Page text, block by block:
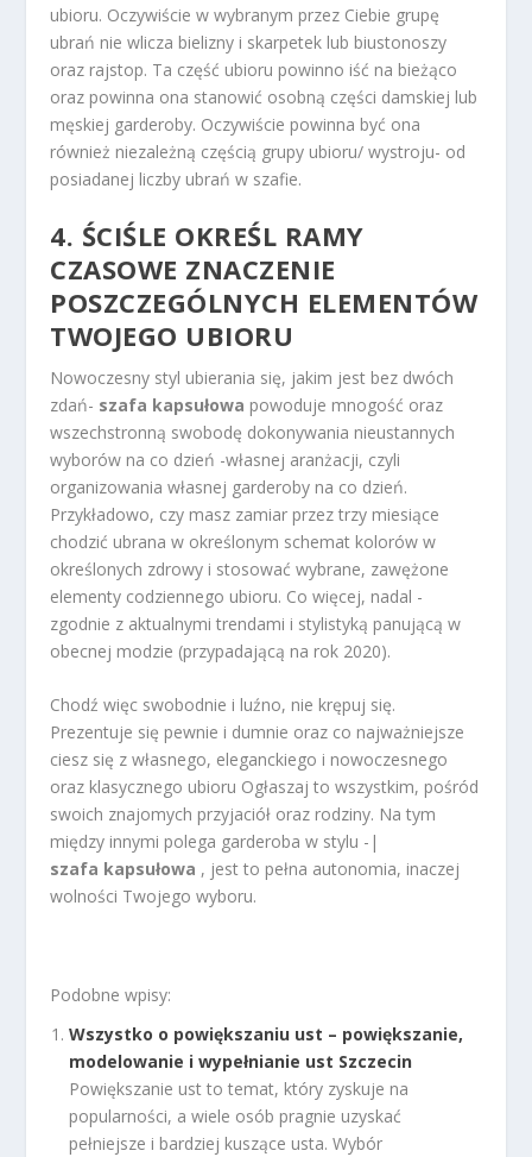
ubioru. Oczywiście w wybranym przez Ciebie grupę
ubrań nie wlicza bielizny i skarpetek lub biustonoszy
oraz rajstop. Ta część ubioru powinno iść na bieżąco
oraz powinna ona stanowić osobną części damskiej lub
męskiej garderoby. Oczywiście powinna być ona
również niezależną częścią grupy ubioru/ wystroju- od
posiadanej liczby ubrań w szafie.
4. ŚCIŚLE OKREŚL RAMY
CZASOWE ZNACZENIE
POSZCZEGÓLNYCH ELEMENTÓW
TWOJEGO UBIORU
Nowoczesny styl ubierania się, jakim jest bez dwóch
zdań- szafa kapsułowa powoduje mnogość oraz
wszechstronną swobodę dokonywania nieustannych
wyborów na co dzień -własnej aranżacji, czyli
organizowania własnej garderoby na co dzień.
Przykładowo, czy masz zamiar przez trzy miesiące
chodzić ubrana w określonym schemat kolorów w
określonych zdrowy i stosować wybrane, zawężone
elementy codziennego ubioru. Co więcej, nadal -
zgodnie z aktualnymi trendami i stylistyką panującą w
obecnej modzie (przypadającą na rok 2020).
Chodź więc swobodnie i luźno, nie krępuj się.
Prezentuje się pewnie i dumnie oraz co najważniejsze
ciesz się z własnego, eleganckiego i nowoczesnego
oraz klasycznego ubioru Ogłaszaj to wszystkim, pośród
swoich znajomych przyjaciół oraz rodziny. Na tym
między innymi polega garderoba w stylu -|
szafa kapsułowa , jest to pełna autonomia, inaczej
wolności Twojego wyboru.
Podobne wpisy:
Wszystko o powiększaniu ust – powiększanie,
modelowanie i wypełnianie ust Szczecin
Powiększanie ust to temat, który zyskuje na
popularności, a wiele osób pragnie uzyskać
pełniejsze i bardziej kuszące usta. Wybór